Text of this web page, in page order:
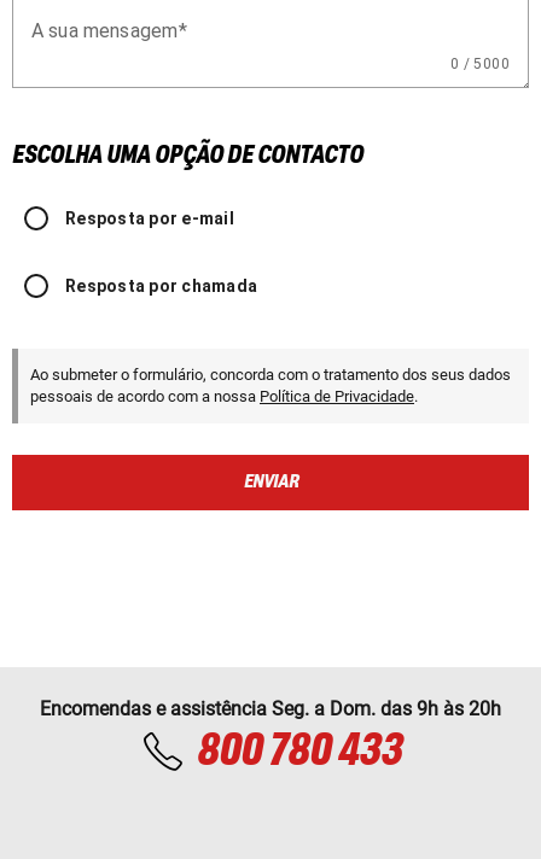
0 / 5000
A sua mensagem
ESCOLHA UMA OPÇÃO DE CONTACTO
Resposta por e-mail
Resposta por chamada
Ao submeter o formulário, concorda com o tratamento dos seus dados
pessoais de acordo com a nossa Política de Privacidade.
ENVIAR
Encomendas e assistência Seg. a Dom. das 9h às 20h
800 780 433